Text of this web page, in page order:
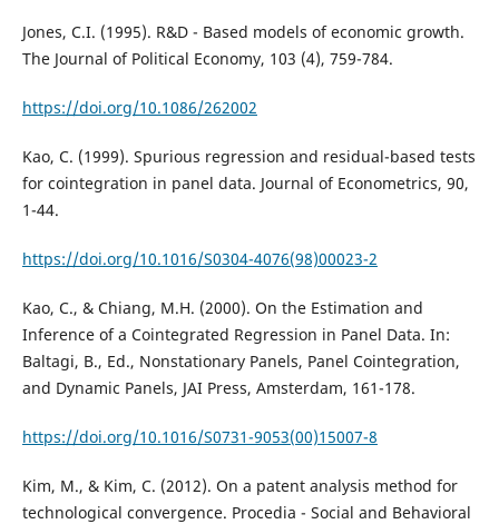
Jones, C.I. (1995). R&D - Based models of economic growth.
The Journal of Political Economy, 103 (4), 759-784.
https://doi.org/10.1086/262002
Kao, C. (1999). Spurious regression and residual-based tests
for cointegration in panel data. Journal of Econometrics, 90,
1-44.
https://doi.org/10.1016/S0304-4076(98)00023-2
Kao, C., & Chiang, M.H. (2000). On the Estimation and
Inference of a Cointegrated Regression in Panel Data. In:
Baltagi, B., Ed., Nonstationary Panels, Panel Cointegration,
and Dynamic Panels, JAI Press, Amsterdam, 161-178.
https://doi.org/10.1016/S0731-9053(00)15007-8
Kim, M., & Kim, C. (2012). On a patent analysis method for
technological convergence. Procedia - Social and Behavioral